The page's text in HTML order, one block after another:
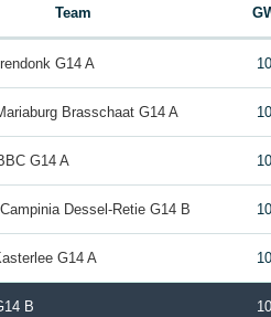
Team
G14 A 10
Brasschaat G14 A 10
G14 A 10
Dessel-Retie G14 B 10
G14 A 10
B 10